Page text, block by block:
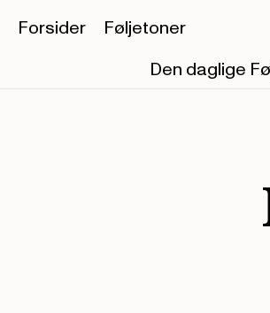
Forsider
Føljetoner
Den daglige